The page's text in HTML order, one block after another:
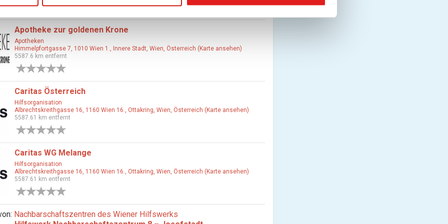
0 Bewertungen
Apotheke zur goldenen Krone
Apotheken
Himmelpfortgasse 7, 1010 Wien 1., Innere Stadt, Wien, Österreich (Karte ansehen)
5587.6 km entfernt
Caritas Österreich
Hilfsorganisation
Albrechtskreithgasse 16, 1160 Wien 16., Ottakring, Wien, Österreich (Karte ansehen)
5587.61 km entfernt
Caritas WG Melange
Hilfsorganisation
Albrechtskreithgasse 16, 1160 Wien 16., Ottakring, Wien, Österreich (Karte ansehen)
5587.61 km entfernt
Nachbarschaftszentren des Wiener Hilfswerks